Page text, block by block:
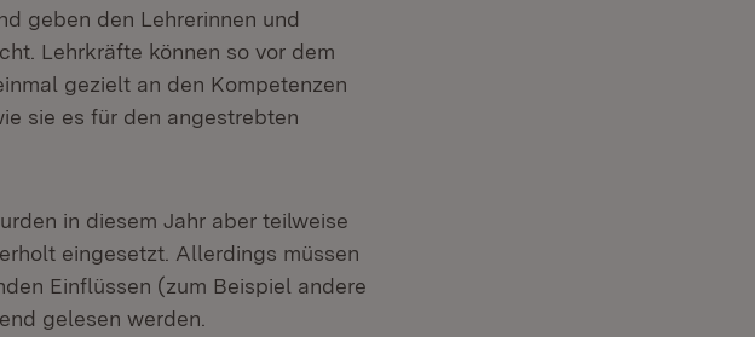
geben den Lehrerinnen und
Lehrkräfte können so vor dem
gezielt an den Kompetenzen
sie es für den angestrebten
in diesem Jahr aber teilweise
eingesetzt. Allerdings müssen
Einflüssen (zum Beispiel andere
gelesen werden.